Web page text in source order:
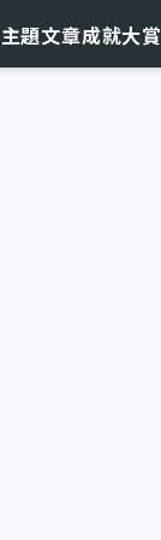
主題文章成就大賞